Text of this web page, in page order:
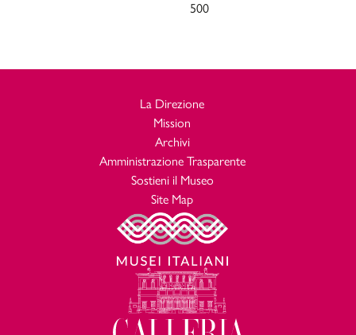
500
La Direzione
Mission
Archivi
Amministrazione Trasparente
Sostieni il Museo
Site Map